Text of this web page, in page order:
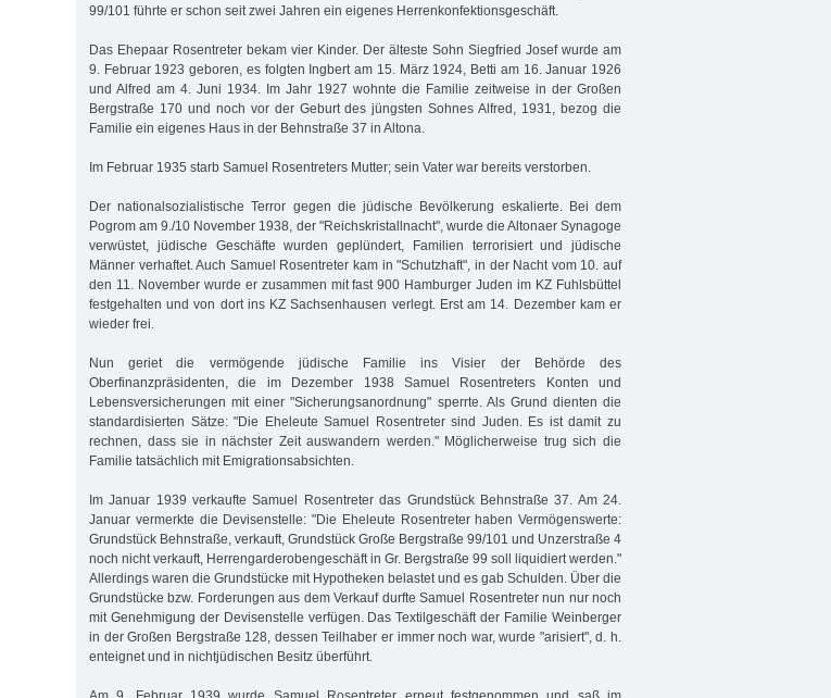
99/101 führte er schon seit zwei Jahren ein eigenes Herrenkonfektionsgeschäft.
Das Ehepaar Rosentreter bekam vier Kinder. Der älteste Sohn Siegfried Josef wurde am
9. Februar 1923 geboren, es folgten Ingbert am 15. März 1924, Betti am 16. Januar 1926
und Alfred am 4. Juni 1934. Im Jahr 1927 wohnte die Familie zeitweise in der Großen
Bergstraße 170 und noch vor der Geburt des jüngsten Sohnes Alfred, 1931, bezog die
Familie ein eigenes Haus in der Behnstraße 37 in Altona.
Im Februar 1935 starb Samuel Rosentreters Mutter; sein Vater war bereits verstorben.
Der nationalsozialistische Terror gegen die jüdische Bevölkerung eskalierte. Bei dem
Pogrom am 9./10 November 1938, der "Reichskristallnacht", wurde die Altonaer Synagoge
verwüstet, jüdische Geschäfte wurden geplündert, Familien terrorisiert und jüdische
Männer verhaftet. Auch Samuel Rosentreter kam in "Schutzhaft", in der Nacht vom 10. auf
den 11. November wurde er zusammen mit fast 900 Hamburger Juden im KZ Fuhlsbüttel
festgehalten und von dort ins KZ Sachsenhausen verlegt. Erst am 14. Dezember kam er
wieder frei.
Nun geriet die vermögende jüdische Familie ins Visier der Behörde des
Oberfinanzpräsidenten, die im Dezember 1938 Samuel Rosentreters Konten und
Lebensversicherungen mit einer "Sicherungsanordnung" sperrte. Als Grund dienten die
standardisierten Sätze: "Die Eheleute Samuel Rosentreter sind Juden. Es ist damit zu
rechnen, dass sie in nächster Zeit auswandern werden." Möglicherweise trug sich die
Familie tatsächlich mit Emigrationsabsichten.
Im Januar 1939 verkaufte Samuel Rosentreter das Grundstück Behnstraße 37. Am 24.
Januar vermerkte die Devisenstelle: "Die Eheleute Rosentreter haben Vermögenswerte:
Grundstück Behnstraße, verkauft, Grundstück Große Bergstraße 99/101 und Unzerstraße 4
noch nicht verkauft, Herrengarderobengeschäft in Gr. Bergstraße 99 soll liquidiert werden."
Allerdings waren die Grundstücke mit Hypotheken belastet und es gab Schulden. Über die
Grundstücke bzw. Forderungen aus dem Verkauf durfte Samuel Rosentreter nun nur noch
mit Genehmigung der Devisenstelle verfügen. Das Textilgeschäft der Familie Weinberger
in der Großen Bergstraße 128, dessen Teilhaber er immer noch war, wurde "arisiert", d. h.
enteignet und in nichtjüdischen Besitz überführt.